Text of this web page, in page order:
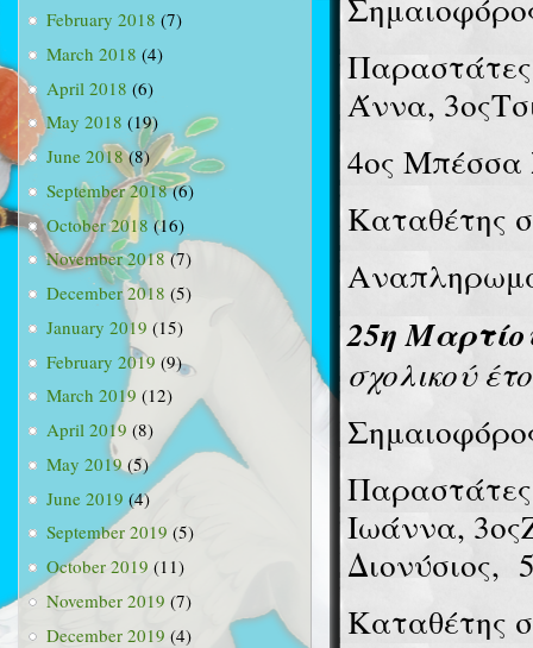
February 2018 (7)
March 2018 (4)
April 2018 (6)
May 2018 (19)
June 2018(8)
September 2018(6)
October 2018(16)
November 2018(7)
December 2018 (5)
January 2019 (15)
February 2019 (9)
March 2019 (12)
April 2019 (8)
May 2019(5)
June 2019 (4)
September 2019 (5)
October 2019 (11)
November 2019 (7)
December 2019 (4)
Άννα,
4ος
Καταθέτης
25η
σχολικού
Ιωάννα,
Διονύσιος,
Καταθέτης